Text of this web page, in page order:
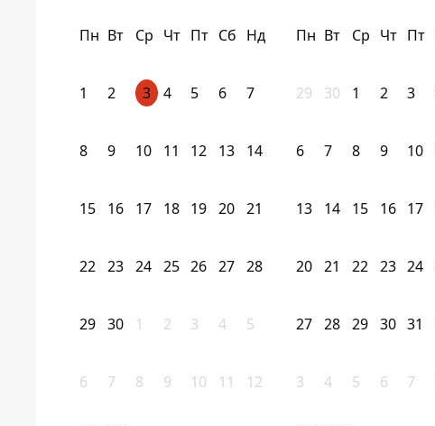
Пн Вт Ср Чт Пт Сб Нд
1 2 3 4 5 6 7
8 9 10 11 12 13 14
15 16 17 18 19 20 21
22 23 24 25 26 27 28
29 30 1 2 3 4 5
6 7 8 9 10 11 12
Пн Вт Ср Чт Пт
29 30 1 2 3
6 7 8 9 10
13 14 15 16 17
20 21 22 23 24
27 28 29 30 31
3 4 5 6 7